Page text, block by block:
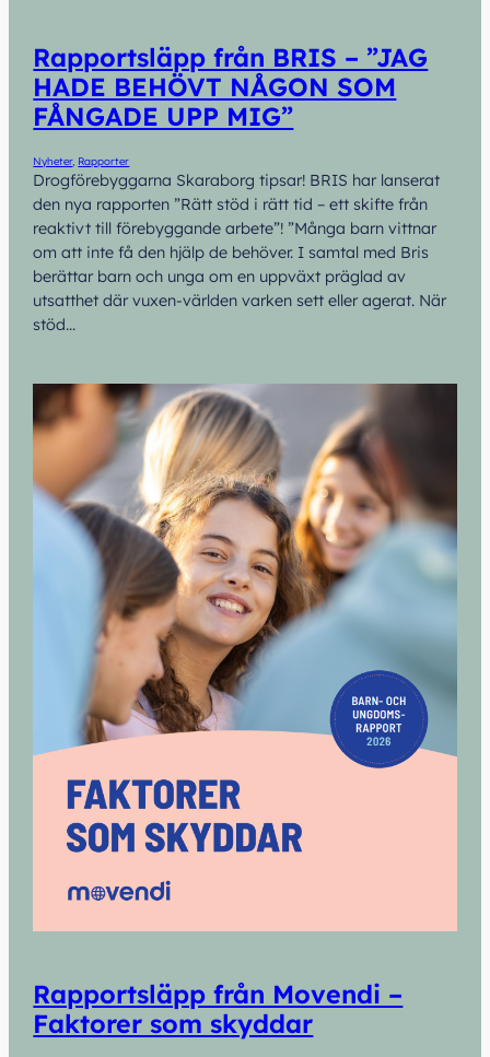
Rapportsläpp från BRIS – ”JAG
HADE BEHÖVT NÅGON SOM
FÅNGADE UPP MIG”
Nyheter, Rapporter
Drogförebyggarna Skaraborg tipsar! BRIS har lanserat
den nya rapporten ”Rätt stöd i rätt tid – ett skifte från
reaktivt till förebyggande arbete”! ”Många barn vittnar
om att inte få den hjälp de behöver. I samtal med Bris
berättar barn och unga om en uppväxt präglad av
utsatthet där vuxen-världen varken sett eller agerat. När
stöd…
Rapportsläpp från Movendi –
Faktorer som skyddar